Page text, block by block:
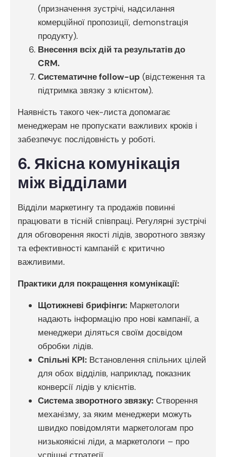
(призначення зустрічі, надсилання
комерційної пропозиції, demonstraція
продукту).
Внесення всіх дій та результатів до
CRM.
Систематичне follow-up (відстеження та
підтримка звязку з клієнтом).
Наявність такого чек-листа допомагає
менеджерам не пропускати важливих кроків і
забезпечує послідовність у роботі.
6. Якісна комунікація
між відділами
Відділи маркетингу та продажів повинні
працювати в тісній співпраці. Регулярні зустрічі
для обговорення якості лідів, зворотного звязку
та ефективності кампаній є критично
важливими.
Практики для покращення комунікації:
Щотижневі брифінги: Маркетологи
надають інформацію про нові кампанії, а
менеджери діляться своїм досвідом
обробки лідів.
Спільні KPI: Встановлення спільних цілей
для обох відділів, наприклад, показник
конверсії лідів у клієнтів.
Система зворотного звязку: Створення
механізму, за яким менеджери можуть
швидко повідомляти маркетологам про
низькоякісні ліди, а маркетологи – про